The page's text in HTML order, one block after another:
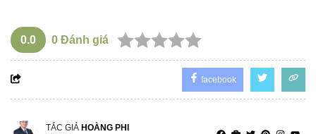
0.0 0 Đánh giá
facebook
TÁC GIẢ HOÀNG PHI